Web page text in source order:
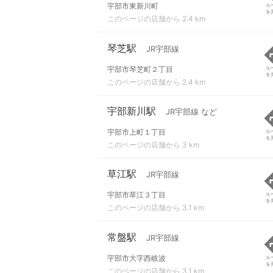
宇部市東新川町
このページの店舗から 2.4 km
ル
を
琴芝駅 JR宇部線
宇部市琴芝町２丁目
このページの店舗から 2.4 km
ル
を
宇部新川駅 JR宇部線 など
宇部市上町１丁目
このページの店舗から 3 km
ル
を
草江駅 JR宇部線
宇部市草江３丁目
このページの店舗から 3.1 km
ル
を
常盤駅 JR宇部線
宇部市大字西岐波
このページの店舗から 3.1 km
ル
を